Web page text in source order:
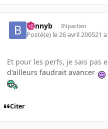
bennyb INpactien
Posté(e) le 26 avril 200521 a
Et pour les perfs, je sais pas
d'ailleurs faudrait avancer
Citer